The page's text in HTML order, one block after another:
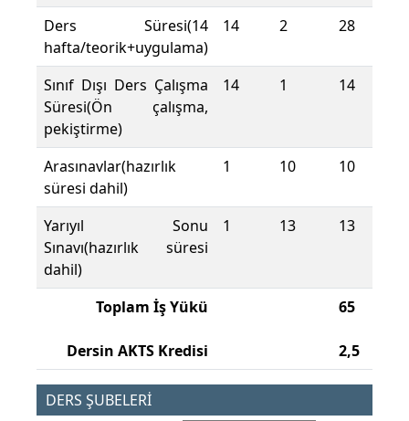
Ders Süresi(14
hafta/teorik+uygulama)
14 2 28
Sınıf Dışı Ders Çalışma
Süresi(Ön çalışma,
pekiştirme)
14 1 14
Arasınavlar(hazırlık
süresi dahil)
1 10 10
Yarıyıl Sonu
Sınavı(hazırlık süresi
dahil)
1 13 13
Toplam İş Yükü
Dersin AKTS Kredisi
65
2,5
DERS ŞUBELERİ